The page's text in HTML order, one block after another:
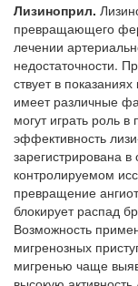
Лизиноприл.
превращающего
лечении
недостаточности.
ствует в
имеет различные
могут играть роль
эффективность
зарегистрирована
кон­тролируемом
превращение
блокирует распад
Возможность
мигренозных
мигренью чаще